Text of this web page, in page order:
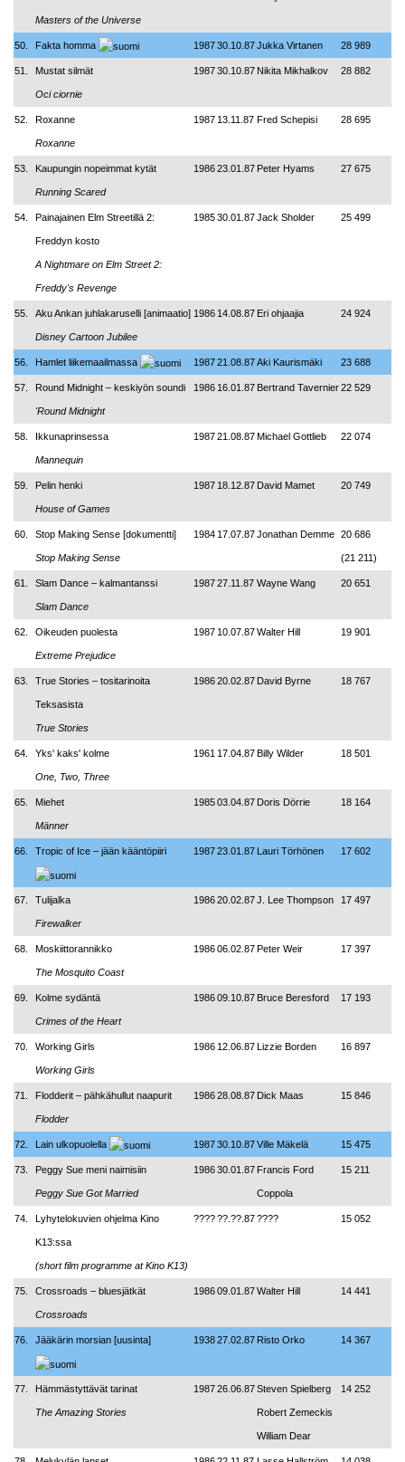
Masters of the Universe
50. Fakta homma 198730.10.87Jukka Virtanen 28 989
51. Mustat silmät
Oci ciornie
198730.10.87 Nikita Mikhalkov 28 882
52. Roxanne
Roxanne
1987 13.11.87 Fred Schepisi 28 695
53. Kaupungin nopeimmat kytät
Running Scared
198623.01.87 Peter Hyams 27 675
54. Painajainen Elm Streetillä 2:
Freddyn kosto
A Nightmare on Elm Street 2:
Freddy's Revenge
198530.01.87Jack Sholder 25 499
55. Aku Ankan juhlakaruselli [animaatio]
Disney Cartoon Jubilee
1986 14.08.87 Eri ohjaajia 24 924
56. Hamlet liikemaailmassa 198721.08.87Aki Kaurismäki 23 688
57. Round Midnight – keskiyön soundi
'Round Midnight
1986 16.01.87 Bertrand Tavernier22 529
58. Ikkunaprinsessa
Mannequin
198721.08.87Michael Gottlieb 22 074
59. Pelin henki
House of Games
1987 18.12.87 David Mamet 20 749
60. Stop Making Sense [dokumentti]
Stop Making Sense
1984 17.07.87Jonathan Demme 20 686
(21 211)
61. Slam Dance – kalmantanssi
Slam Dance
198727.11.87 Wayne Wang 20 651
62. Oikeuden puolesta
Extreme Prejudice
1987 10.07.87Walter Hill 19 901
63. True Stories – tositarinoita
Teksasista
True Stories
198620.02.87 David Byrne 18 767
64. Yks' kaks' kolme
One, Two, Three
1961 17.04.87Billy Wilder 18 501
65. Miehet
Männer
198503.04.87 Doris Dörrie 18 164
66. Tropic of Ice – jään kääntöpiiri 198723.01.87 Lauri Törhönen 17 602
67. Tulijalka
Firewalker
198620.02.87J. Lee Thompson 17 497
68. Moskiittorannikko
The Mosquito Coast
198606.02.87Peter Weir 17 397
69. Kolme sydäntä
Crimes of the Heart
198609.10.87 Bruce Beresford 17 193
70. Working Girls
Working Girls
1986 12.06.87Lizzie Borden 16 897
71. Flodderit – pähkähullut naapurit
Flodder
198628.08.87 Dick Maas 15 846
72. Lain ulkopuolella 198730.10.87Ville Mäkelä 15 475
73. Peggy Sue meni naimisiin
Peggy Sue Got Married
198630.01.87 Francis Ford
Coppola
15 211
74. Lyhytelokuvien ohjelma Kino
K13:ssa
(short film programme at Kino K13)
??????.??.87???? 15 052
75. Crossroads – bluesjätkät
Crossroads
198609.01.87Walter Hill 14 441
76. Jääkärin morsian [uusinta] 193827.02.87 Risto Orko 14 367
77. Hämmästyttävät tarinat
The Amazing Stories
198726.06.87Steven Spielberg
Robert Zemeckis
William Dear
14 252